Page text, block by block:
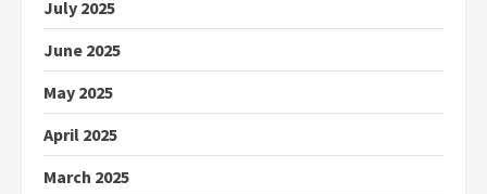
July 2025
June 2025
May 2025
April 2025
March 2025